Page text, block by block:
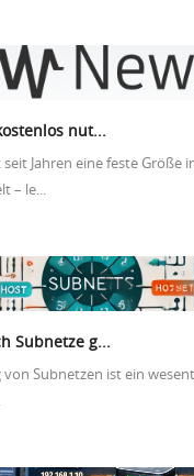
nut...
seit Jahren eine feste Größe
– le...
Subnetze g...
von Subnetzen ist ein